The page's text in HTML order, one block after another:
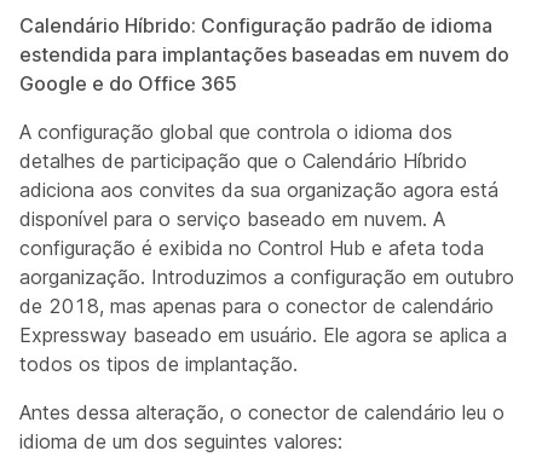
Calendário Híbrido: Configuração padrão de idioma
estendida para implantações baseadas em nuvem do
Google e do Office 365
A configuração global que controla o idioma dos
detalhes de participação que o Calendário Híbrido
adiciona aos convites da sua organização agora está
disponível para o serviço baseado em nuvem. A
configuração é exibida no Control Hub e afeta toda
aorganização. Introduzimos a configuração em outubro
de 2018, mas apenas para o conector de calendário
Expressway baseado em usuário. Ele agora se aplica a
todos os tipos de implantação.
Antes dessa alteração, o conector de calendário leu o
idioma de um dos seguintes valores: